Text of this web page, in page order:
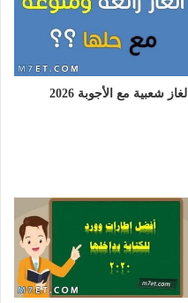
الغاز شعبية مع الأجوبة 2026